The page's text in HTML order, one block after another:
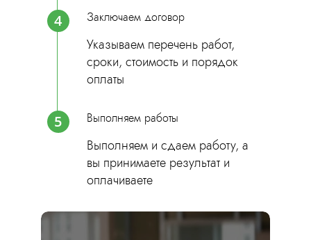
4 Заключаем договор
Указываем перечень работ,
сроки, стоимость и порядок
оплаты
5 Выполняем работы
Выполняем и сдаем работу, а
вы принимаете результат и
оплачиваете